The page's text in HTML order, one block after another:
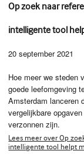
Op zoek naar
intelligente tool
20 september 2021
Hoe meer we steden
goede leefomgeving
Amsterdam lanceren
vergelijkbare
verzonnen zijn.
Lees meer over Op
intelligente tool helpt